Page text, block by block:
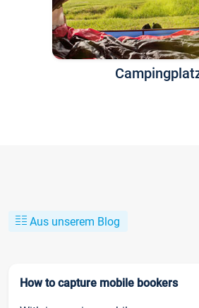
Aus unserem Blog
How to capture mobile bookers